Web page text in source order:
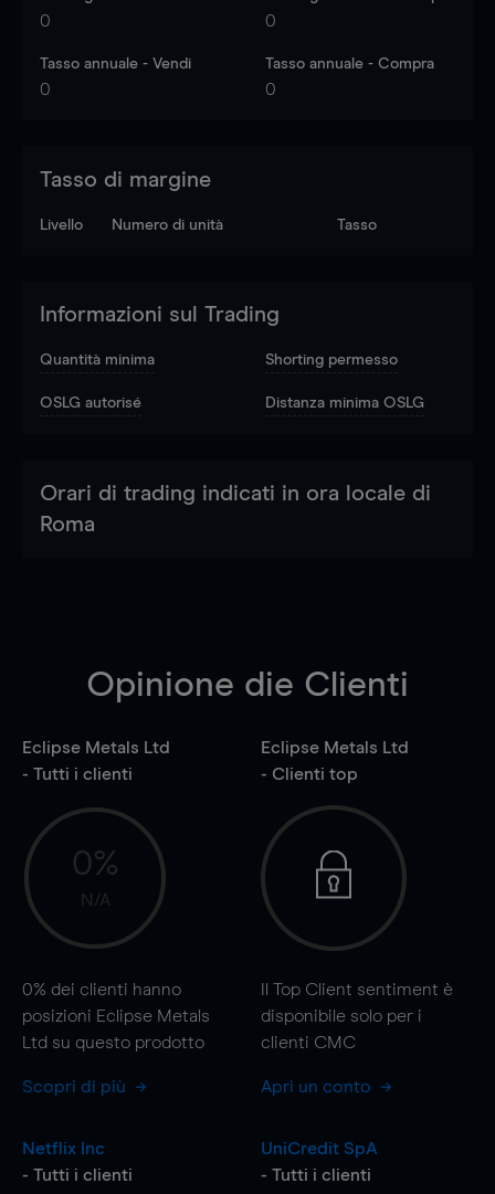
0 0
Tasso annuale - Vendi
0
Tasso annuale - Compra
0
Tasso di margine
Livello Numero di unità Tasso
Informazioni sul Trading
Quantità minima Shorting permesso
OSLG autorisé Distanza minima OSLG
Orari di trading indicati in ora locale di
Roma
Opinione die Clienti
Eclipse Metals Ltd
- Tutti i clienti
0%
N/A
0% dei clienti hanno
posizioni Eclipse Metals
Ltd su questo prodotto
Scopri di più
Eclipse Metals Ltd
- Clienti top
Il Top Client sentiment è
disponibile solo per i
clienti CMC
Apri un conto
Netflix Inc
- Tutti i clienti
UniCredit SpA
- Tutti i clienti